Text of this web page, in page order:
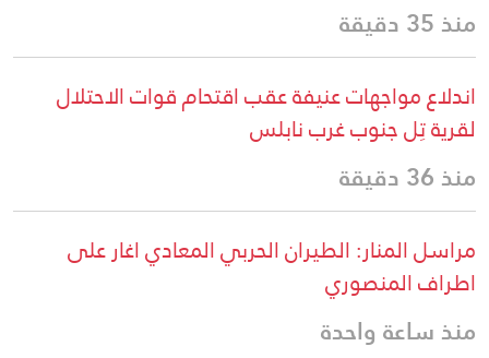
منذ 35 دقيقة
اندلاع مواجهات عنيفة عقب اقتحام قوات الاحتلال
لقرية تِل جنوب غرب نابلس
منذ 36 دقيقة
مراسل المنار: الطيران الحربي المعادي اغار على
اطراف المنصوري
منذ ساعة واحدة